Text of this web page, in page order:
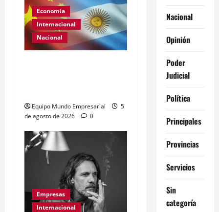
Economía
Internacional
Nacional
Equipo Mundo Empresarial
5
de agosto de 2026
0
Empresas
Internacional
Nacional
Opinión
Poder
Judicial
Política
Principales
Provincias
Servicios
Sin
categoría